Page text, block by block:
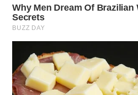
WN
KEPULAUAN
SERIBU
WN
TANGERANG